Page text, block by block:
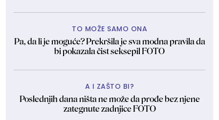
TO MOŽE SAMO ONA
Pa, da li je moguće? Prekršila je sva modna pravila da
bi pokazala čist seksepil FOTO
A I ZAŠTO BI?
Poslednjih dana ništa ne može da prođe bez njene
zategnute zadnjice FOTO